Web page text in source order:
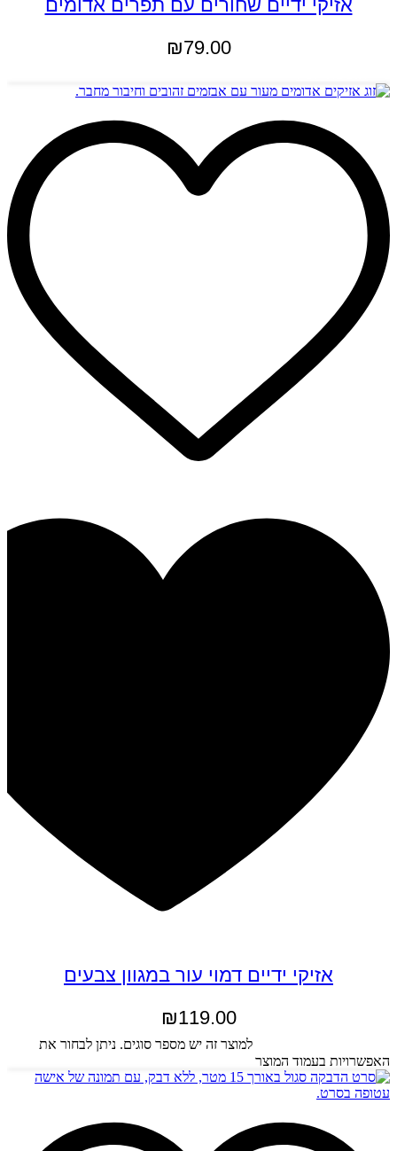
אזיקי ידיים שחורים עם תפרים אדומים
₪79.00
אזיקי ידיים דמוי עור במגוון צבעים
₪119.00
למוצר זה יש מספר סוגים. ניתן לבחור את
האפשרויות בעמוד המוצר